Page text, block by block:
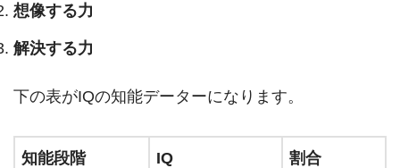
想像する力
解決する力
下の表がIQの知能データーになります。
知能段階 IQ 割合